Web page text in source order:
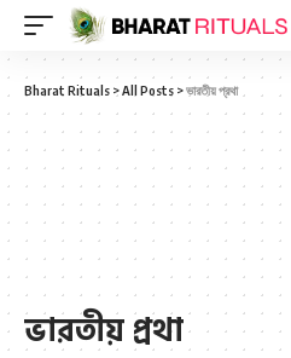
Bharat Rituals >All Posts >ভারতীয় প্রথা
ভারতীয় প্রথা